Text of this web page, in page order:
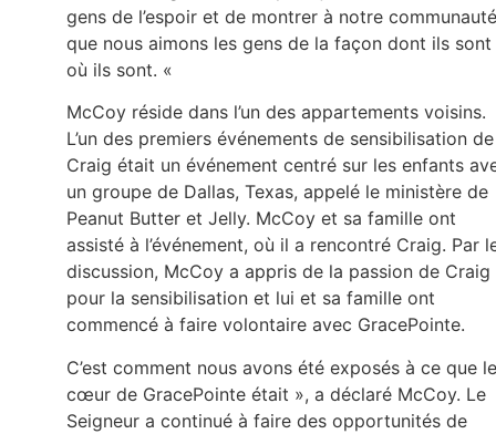
gens de l’espoir et de montrer à notre communauté
que nous aimons les gens de la façon dont ils
où ils sont. «
McCoy réside dans l’un des appartements voisins.
L’un des premiers événements de sensibilisation de
Craig était un événement centré sur les enfants
un groupe de Dallas, Texas, appelé le ministère de
Peanut Butter et Jelly. McCoy et sa famille ont
assisté à l’événement, où il a rencontré Craig. Par
discussion, McCoy a appris de la passion de Craig
pour la sensibilisation et lui et sa famille ont
commencé à faire volontaire avec GracePointe.
C’est comment nous avons été exposés à ce que le
cœur de GracePointe était », a déclaré McCoy. Le
Seigneur a continué à faire des opportunités de